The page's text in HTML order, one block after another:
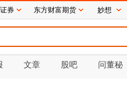
文章 股吧 问董秘
券 东方财富期货 妙想